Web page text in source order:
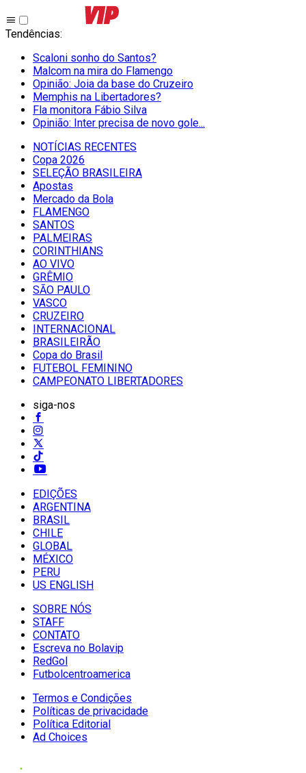
Tendências:
Scaloni sonho do Santos?
Malcom na mira do Flamengo
Opinião: Joia da base do Cruzeiro
Memphis na Libertadores?
Fla monitora Fábio Silva
Opinião: Inter precisa de novo gole...
NOTÍCIAS RECENTES
Copa 2026
SELEÇÃO BRASILEIRA
Apostas
Mercado da Bola
FLAMENGO
SANTOS
PALMEIRAS
CORINTHIANS
AO VIVO
GRÊMIO
SĀO PAULO
VASCO
CRUZEIRO
INTERNACIONAL
BRASILEIRÃO
Copa do Brasil
FUTEBOL FEMININO
CAMPEONATO LIBERTADORES
siga-nos
EDIÇÕES
ARGENTINA
BRASIL
CHILE
GLOBAL
MÉXICO
PERU
US ENGLISH
SOBRE NÓS
STAFF
CONTATO
Escreva no Bolavip
RedGol
Futbolcentroamerica
Termos e Condições
Políticas de privacidade
Política Editorial
Ad Choices